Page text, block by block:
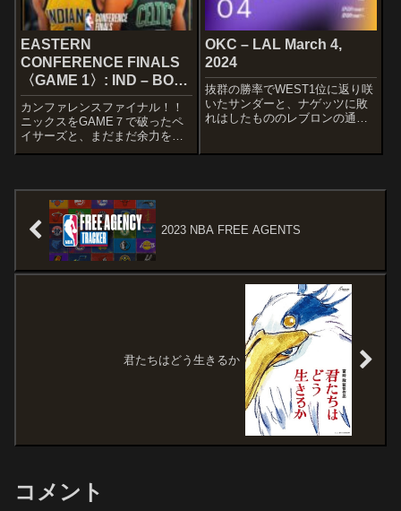
EASTERN
CONFERENCE FINALS
〈GAME 1〉: IND – BOS
May 21, 2024
カンファレンスファイナル！！
ニックスをGAME７で破ったペ
イサーズと、まだまだ余力を感
じさせるセルティックスの一戦
HaliburtonPascal SiakamAaron
OKC – LAL March 4,
2024
抜群の勝率でWEST1位に返り咲
いたサンダーと、ナゲッツに敗
れはしたもののレブロンの通算4
Will...
2023 NBA FREE AGENTS
君たちはどう生きるか
コメント